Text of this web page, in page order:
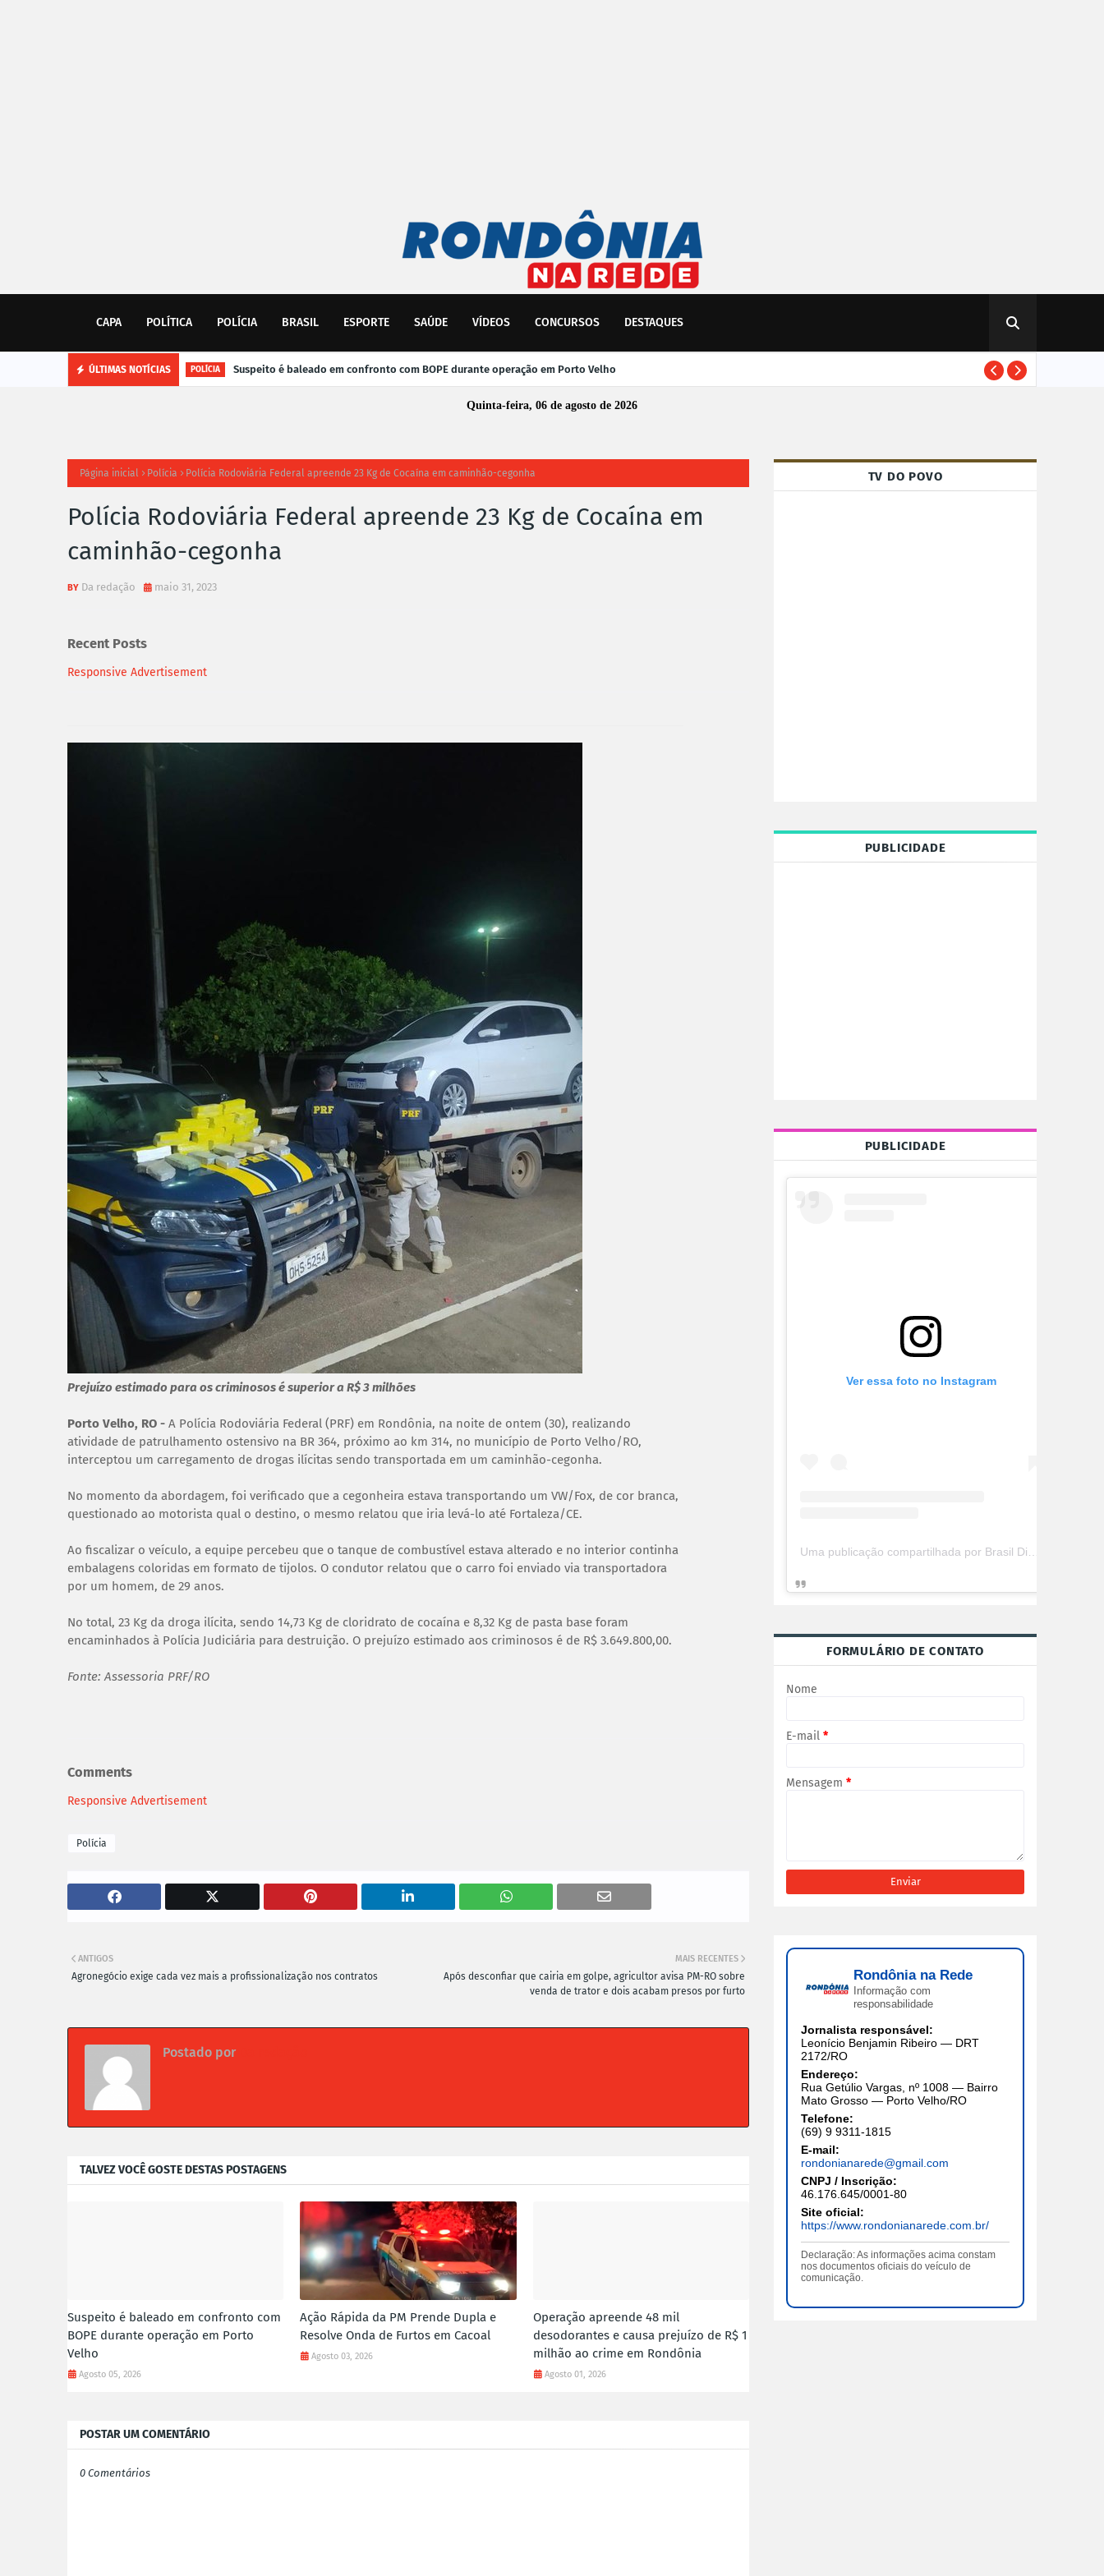
CAPA POLÍTICA POLÍCIA BRASIL ESPORTE SAÚDE VÍDEOS CONCURSOS DESTAQUES
ÚLTIMAS NOTÍCIAS POLÍCIA Suspeito é baleado em confronto com BOPE durante operação em Porto Velho
Quinta-feira, 06 de agosto de 2026
Página inicial Polícia Polícia Rodoviária Federal apreende 23 Kg de Cocaína em caminhão-cegonha
Polícia Rodoviária Federal apreende 23 Kg de Cocaína em
caminhão-cegonha
Da redação maio 31, 2023
Recent Posts
Responsive Advertisement
Prejuízo estimado para os criminosos é superior a R$ 3 milhões
Porto Velho, RO - A Polícia Rodoviária Federal (PRF) em Rondônia, na noite de ontem (30), realizando
atividade de patrulhamento ostensivo na BR 364, próximo ao km 314, no município de Porto Velho/RO,
interceptou um carregamento de drogas ilícitas sendo transportada em um caminhão-cegonha.
No momento da abordagem, foi verificado que a cegonheira estava transportando um VW/Fox, de cor branca,
questionado ao motorista qual o destino, o mesmo relatou que iria levá-lo até Fortaleza/CE.
Ao fiscalizar o veículo, a equipe percebeu que o tanque de combustível estava alterado e no interior continha
embalagens coloridas em formato de tijolos. O condutor relatou que o carro foi enviado via transportadora
por um homem, de 29 anos.
No total, 23 Kg da droga ilícita, sendo 14,73 Kg de cloridrato de cocaína e 8,32 Kg de pasta base foram
encaminhados à Polícia Judiciária para destruição. O prejuízo estimado aos criminosos é de R$ 3.649.800,00.
Fonte: Assessoria PRF/RO
Comments
Responsive Advertisement
Polícia
MAIS RECENTES
Após desconfiar que cairia em golpe, agricultor avisa PM-RO sobre
venda de trator e dois acabam presos por furto
ANTIGOS
Agronegócio exige cada vez mais a profissionalização nos contratos
Postado por
TALVEZ VOCÊ GOSTE DESTAS POSTAGENS
Suspeito é baleado em confronto com
BOPE durante operação em Porto
Velho
Agosto 05, 2026
Ação Rápida da PM Prende Dupla e
Resolve Onda de Furtos em Cacoal
Agosto 03, 2026
Operação apreende 48 mil
desodorantes e causa prejuízo de R$ 1
milhão ao crime em Rondônia
Agosto 01, 2026
POSTAR UM COMENTÁRIO
0 Comentários
TV DO POVO
PUBLICIDADE
PUBLICIDADE
Ver essa foto no Instagram
FORMULÁRIO DE CONTATO
Nome
E-mail *
Mensagem *
Rondônia na Rede
Informação com
responsabilidade
Jornalista responsável:
Leonício Benjamin Ribeiro — DRT
2172/RO
Endereço:
Rua Getúlio Vargas, nº 1008 — Bairro
Mato Grosso — Porto Velho/RO
Telefone:
(69) 9 9311-1815
E-mail:
rondonianarede@gmail.com
CNPJ / Inscrição:
46.176.645/0001-80
Site oficial:
https://www.rondonianarede.com.br/
Declaração: As informações acima constam
nos documentos oficiais do veículo de
comunicação.